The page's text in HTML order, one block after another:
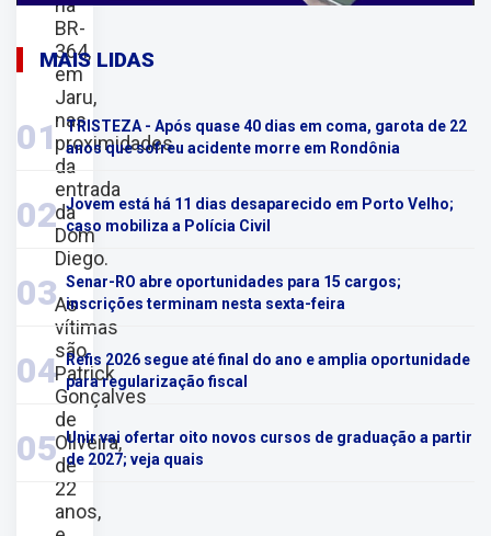
BR-
364,
em
Jaru,
nas
proximidades
da
entrada
da
Dom
Diego.
As
vítimas
são
Patrick
Gonçalves
de
Oliveira,
de
22
anos,
MAIS LIDAS
01 TRISTEZA - Após quase 40 dias em coma, garota de 22
anos que sofreu acidente morre em Rondônia
02 Jovem está há 11 dias desaparecido em Porto Velho;
caso mobiliza a Polícia Civil
03 Senar-RO abre oportunidades para 15 cargos;
inscrições terminam nesta sexta-feira
04
Refis 2026 segue até final do ano e amplia oportunidade
para regularização fiscal
05 Unir vai ofertar oito novos cursos de graduação a partir
de 2027; veja quais